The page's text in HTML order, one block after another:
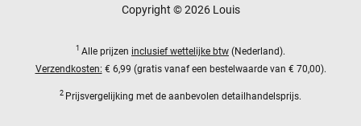
Copyright © 2026 Louis
1 Alle prijzen inclusief wettelijke btw (Nederland).
Verzendkosten: € 6,99 (gratis vanaf een bestelwaarde van € 70,00).
2 Prijsvergelijking met de aanbevolen detailhandelsprijs.